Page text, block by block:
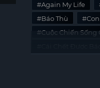
Again My Life
Báo Thù
Cuộc Chiến Sống